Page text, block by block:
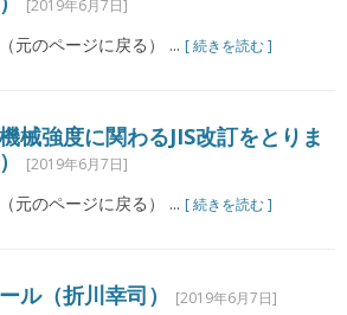
[2019年6月7日]
元のページに戻る） ... [ 続きを読む ]
械強度に関わるJIS改訂をとりま
[2019年6月7日]
元のページに戻る） ... [ 続きを読む ]
ル（折川幸司） [2019年6月7日]